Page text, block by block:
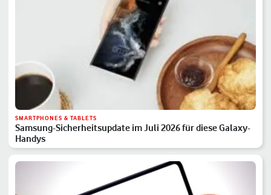
SMARTPHONES & TABLETS
Samsung-Sicherheitsupdate im Juli 2026 für diese Galaxy-
Handys